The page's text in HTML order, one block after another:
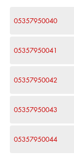
05357950040
05357950041
05357950042
05357950043
05357950044